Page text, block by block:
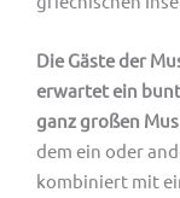
Die Gäste der
erwartet ein
ganz großen
dem ein oder
kombiniert mit